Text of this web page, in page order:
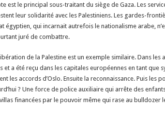
est le principal sous-traitant du siège de Gaza. Les
leur solidarité avec les Palestiniens. Les gardes-
égyptien, qui incarnait autrefois le nationalisme arabe,
juré de combattre.
de la Palestine est un exemple similaire. Dans les
et a été reçu dans les capitales européennes en tant que
les accords d’Oslo. Ensuite la reconnaissance. Puis les
? Une force de police auxiliaire qui arrête des
financées par le pouvoir même qui rase au bulldozer